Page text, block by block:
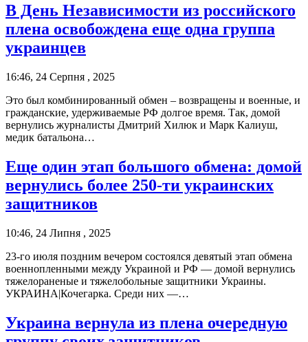
В День Независимости из российского
плена освобождена еще одна группа
украинцев
16:46, 24 Серпня , 2025
Это был комбинированный обмен – возвращены и военные, и
гражданские, удерживаемые РФ долгое время. Так, домой
вернулись журналисты Дмитрий Хилюк и Марк Калиуш,
медик батальона…
Еще один этап большого обмена: домой
вернулись более 250-ти украинских
защитников
10:46, 24 Липня , 2025
23-го июля поздним вечером состоялся девятый этап обмена
военнопленными между Украиной и РФ — домой вернулись
тяжелораненые и тяжелобольные защитники Украины.
УКРАИНА|Кочегарка. Среди них —…
Украина вернула из плена очередную